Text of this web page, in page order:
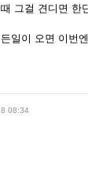
그걸 견디면 한
일이 오면 이번
08:34